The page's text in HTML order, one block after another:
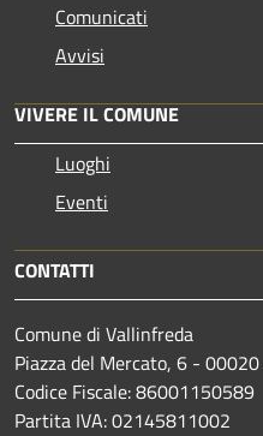
Comunicati
Avvisi
VIVERE IL COMUNE
Luoghi
Eventi
CONTATTI
Comune di Vallinfreda
Piazza del Mercato, 6 -
Codice Fiscale: 86001150589
Partita IVA: 02145811002